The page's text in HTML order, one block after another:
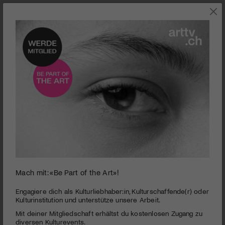
FREE-STREAMING
seconds
minutes,
UNERHÖRT JENISCH
Stephan Eicher spielt mit dem Bild des Zigeuners und sucht
Mach mit: «Be Part of the Art»!
Engagiere dich als Kulturliebhaber:in, Kulturschaffende(r) oder
Kulturinstitution und unterstütze unsere Arbeit.
Mit deiner Mitgliedschaft erhältst du kostenlosen Zugang zu
diversen Kulturevents.